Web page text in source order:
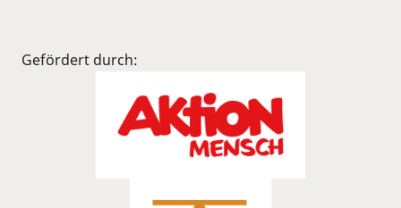
Gefördert durch: